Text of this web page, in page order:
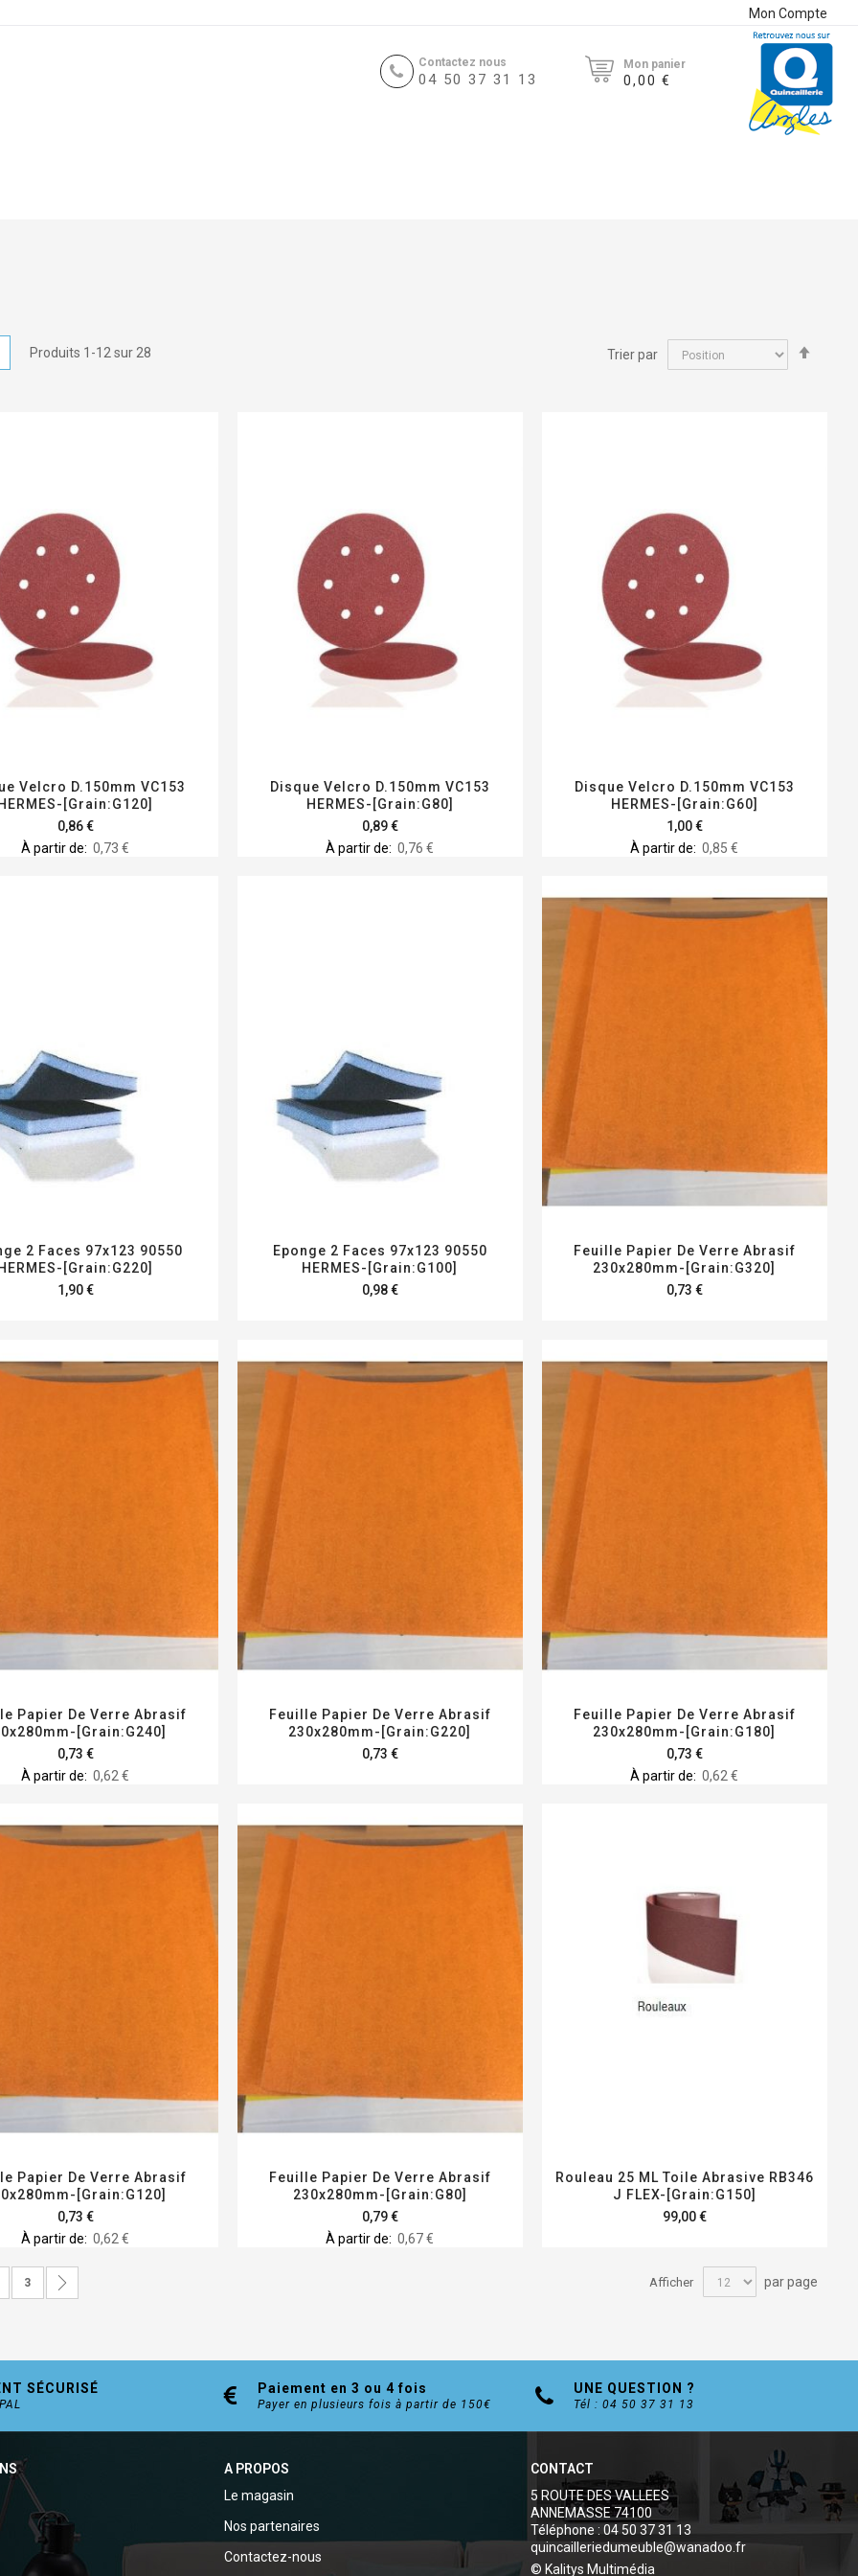
Mon Compte
Contactez nous
04 50 37 31 13
Mon panier
0,00 €
ListeProduits 1 -12sur28 Trier par
Velcro D.150mm VC153
[Grain:G120]
0,86 €
À partir de 0,73 €
Disque Velcro D.150mm VC153
HERMES-[Grain:G80]
0,89 €
À partir de 0,76 €
Disque Velcro D.150mm VC153
HERMES-[Grain:G60]
1,00 €
À partir de 0,85 €
2 Faces 97x123 90550
[Grain:G220]
1,90 €
Eponge 2 Faces 97x123 90550
HERMES-[Grain:G100]
0,98 €
Feuille Papier De Verre Abrasif
230x280mm-[Grain:G320]
0,73 €
Papier De Verre Abrasif
[Grain:G240]
0,73 €
À partir de 0,62 €
Feuille Papier De Verre Abrasif
230x280mm-[Grain:G220]
0,73 €
Feuille Papier De Verre Abrasif
230x280mm-[Grain:G180]
0,73 €
À partir de 0,62 €
Papier De Verre Abrasif
[Grain:G120]
0,73 €
À partir de 0,62 €
Feuille Papier De Verre Abrasif
230x280mm-[Grain:G80]
0,79 €
À partir de 0,67 €
Rouleau 25 ML Toile Abrasive RB346
J FLEX-[Grain:G150]
99,00 €
actuellement la page
Page
3 Afficher par page
SÉCURISÉ Paiement en 3 ou 4 fois
Payer en plusieurs fois à partir de 150€
UNE QUESTION ?
Tél : 04 50 37 31 13
A PROPOS
Le magasin
Nos partenaires
Contactez-nous
CONTACT
5 ROUTE DES VALLEES
ANNEMASSE 74100
Téléphone : 04 50 37 31 13
quincailleriedumeuble@wanadoo.fr
© Kalitys Multimédia